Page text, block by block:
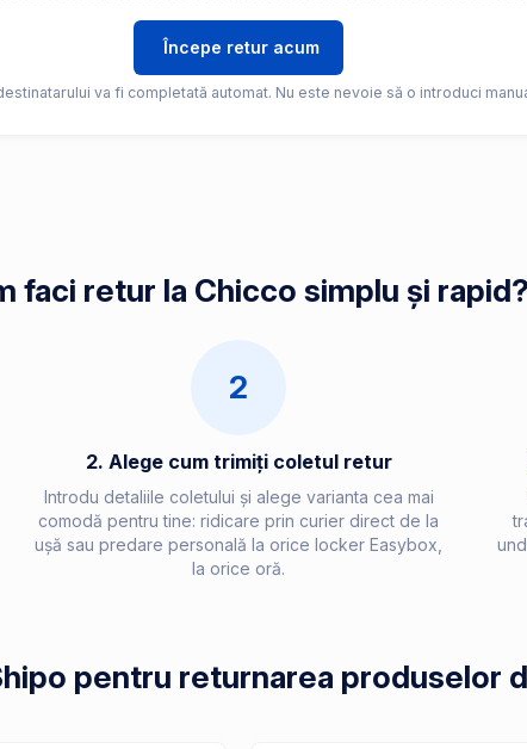
Începe retur acum
va fi completată automat. Nu este nevoie să o introduci
faci retur la Chicco simplu și rapid?
2
2. Alege cum trimiți coletul retur
Introdu detaliile coletului și alege varianta cea mai
comodă pentru tine: ridicare prin curier direct de la
ușă sau predare personală la orice locker Easybox,
la orice oră.
pentru returnarea produselor